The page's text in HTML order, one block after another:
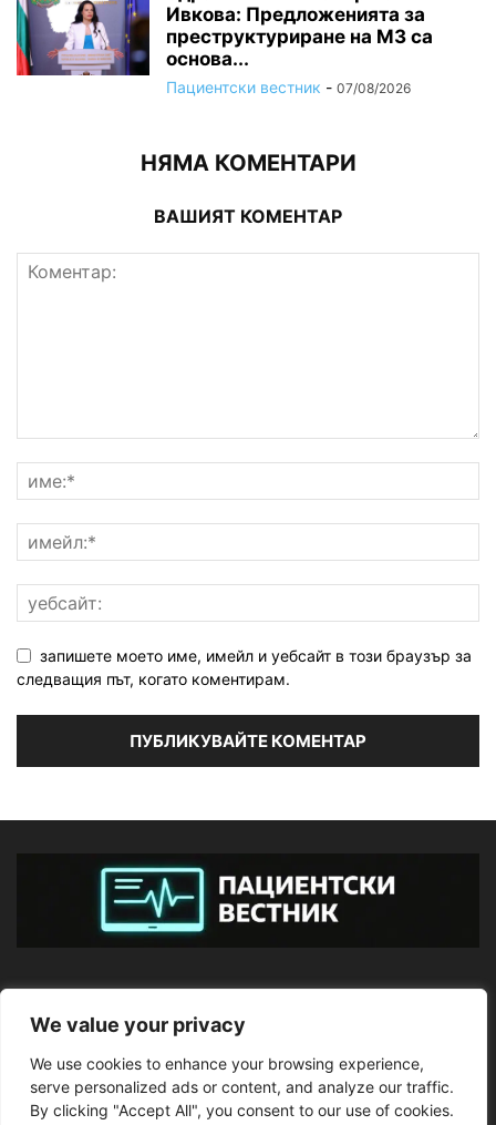
We value your privacy
We use cookies to enhance your browsing experience,
serve personalized ads or content, and analyze our traffic.
By clicking "Accept All", you consent to our use of cookies.
Ивкова: Предложенията за
преструктуриране на МЗ са
основа...
Пациентски вестник - 07/08/2026
НЯМА КОМЕНТАРИ
ВАШИЯТ КОМЕНТАР
запишете моето име, имейл и уебсайт в този браузър за
следващия път, когато коментирам.
ПОСЛЕДВАЙТЕ НИ